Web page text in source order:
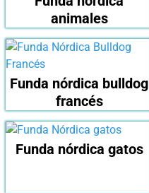
animales
Funda nórdica bulldog
francés
Funda nórdica gatos